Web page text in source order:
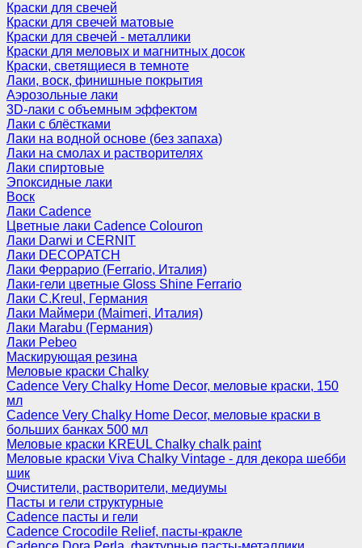
Краски для свечей
Краски для свечей матовые
Краски для свечей - металлики
Краски для меловых и магнитных досок
Краски, светящиеся в темноте
Лаки, воск, финишные покрытия
Аэрозольные лаки
3D-лаки с объемным эффектом
Лаки с блёстками
Лаки на водной основе (без запаха)
Лаки на смолах и растворителях
Лаки спиртовые
Эпоксидные лаки
Воск
Лаки Cadence
Цветные лаки Cadence Colouron
Лаки Darwi и CERNIT
Лаки DECOPATCH
Лаки Феррарио (Ferrario, Италия)
Лаки-гели цветные Gloss Shine Ferrario
Лаки C.Kreul, Германия
Лаки Маймери (Maimeri, Италия)
Лаки Marabu (Германия)
Лаки Pebeo
Маскирующая резина
Меловые краски Chalky
Cadence Very Chalky Home Decor, меловые краски, 150
мл
Cadence Very Chalky Home Decor, меловые краски в
больших банках 500 мл
Меловые краски KREUL Chalky chalk paint
Меловые краски Viva Chalky Vintage - для декора шебби
шик
Очистители, растворители, медиумы
Пасты и гели структурные
Cadence пасты и гели
Cadence Crocodile Relief, пасты-кракле